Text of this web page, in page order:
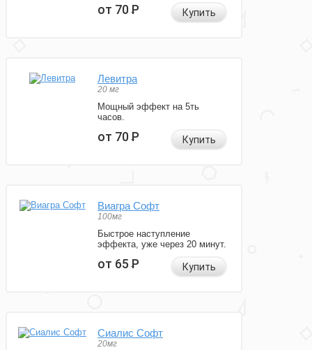
от 70Р Купить
Левитра
20 мг
Мощный эффект на 5ть
часов.
от 70Р Купить
Виагра Софт
100мг
Быстрое наступление
эффекта, уже через 20 минут.
от 65Р Купить
Сиалис Софт
20мг